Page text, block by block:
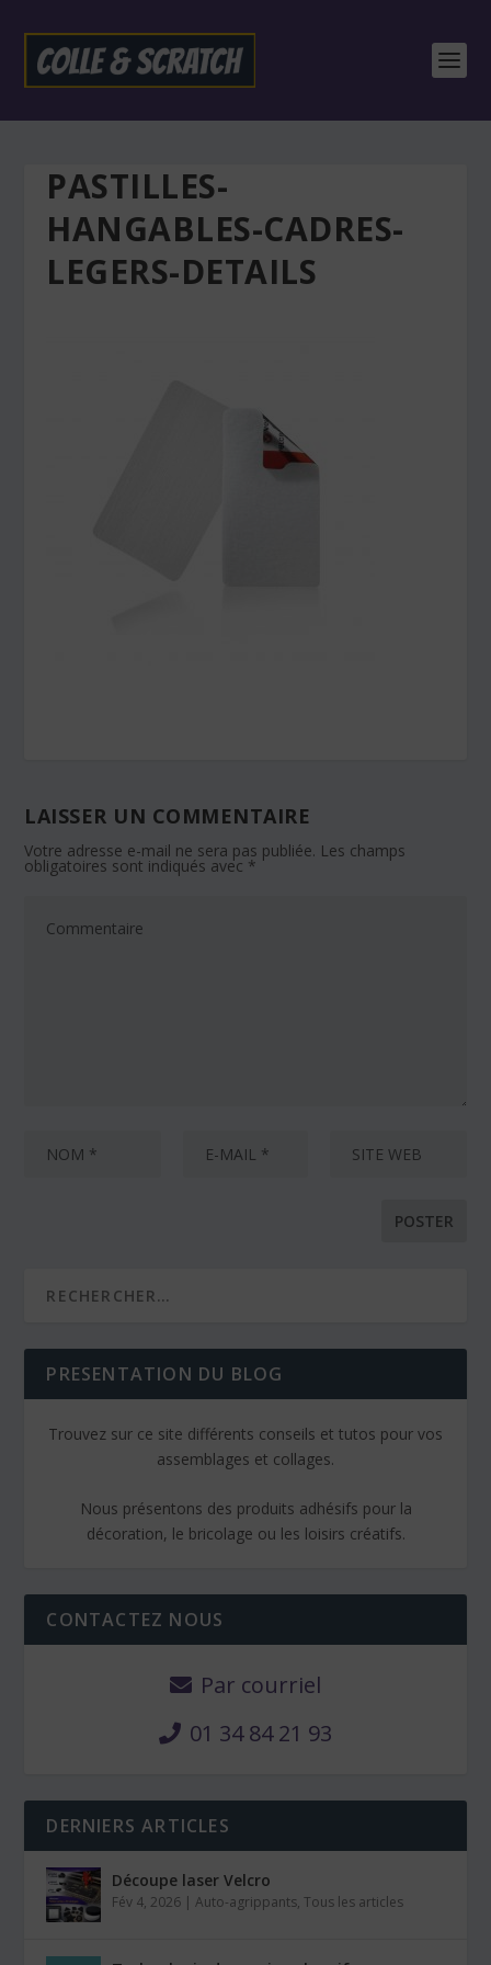
PASTILLES-
HANGABLES-CADRES-
LEGERS-DETAILS
LAISSER UN COMMENTAIRE
Votre adresse e-mail ne sera pas publiée. Les champs
obligatoires sont indiqués avec *
PRESENTATION DU BLOG
Trouvez sur ce site différents conseils et tutos pour vos
assemblages et collages.
Nous présentons des produits adhésifs pour la
décoration, le bricolage ou les loisirs créatifs.
CONTACTEZ NOUS
Par courriel
01 34 84 21 93
DERNIERS ARTICLES
Découpe laser Velcro
Fév 4, 2026 |Auto-agrippants,Tous les articles